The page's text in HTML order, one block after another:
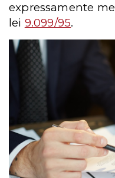
expressamente
lei 9.099/95.